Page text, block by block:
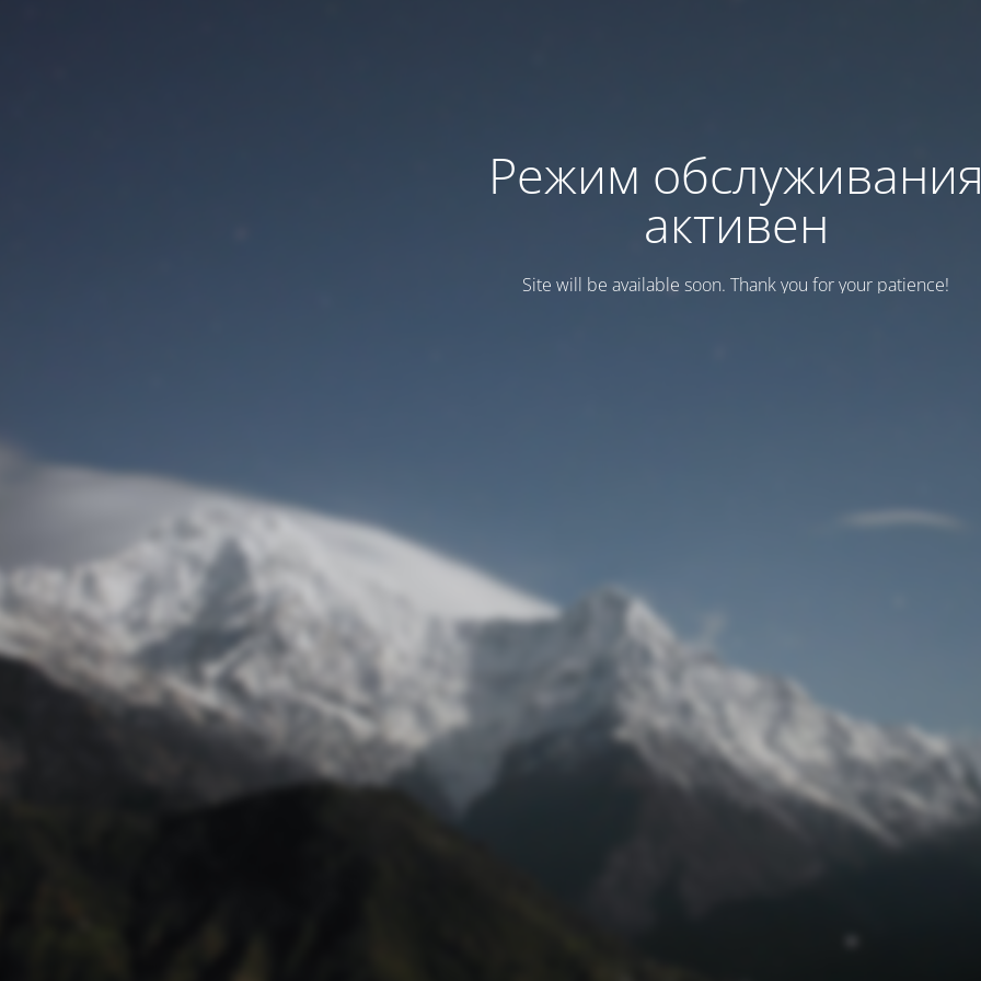
Режим
активен
Site will be available soon. Thank you for your patience!